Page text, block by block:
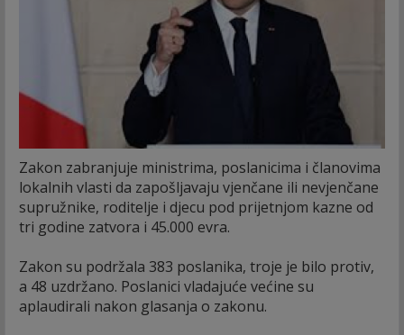
Zakon zabranjuje ministrima, poslanicima i članovima
lokalnih vlasti da zapošljavaju vjenčane ili nevjenčane
supružnike, roditelje i djecu pod prijetnjom kazne od
tri godine zatvora i 45.000 evra.
Zakon su podržala 383 poslanika, troje je bilo protiv,
a 48 uzdržano. Poslanici vladajuće većine su
aplaudirali nakon glasanja o zakonu.